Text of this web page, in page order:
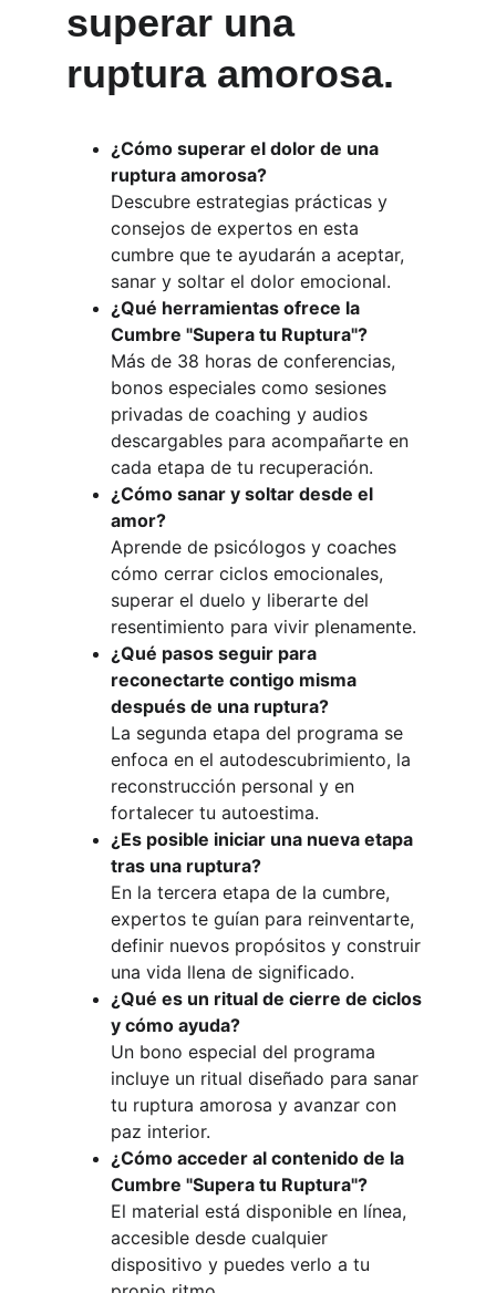
superar una
ruptura amorosa.
¿Cómo superar el dolor de una
ruptura amorosa?
Descubre estrategias prácticas y
consejos de expertos en esta
cumbre que te ayudarán a aceptar,
sanar y soltar el dolor emocional.
¿Qué herramientas ofrece la
Cumbre "Supera tu Ruptura"?
Más de 38 horas de conferencias,
bonos especiales como sesiones
privadas de coaching y audios
descargables para acompañarte en
cada etapa de tu recuperación.
¿Cómo sanar y soltar desde el
amor?
Aprende de psicólogos y coaches
cómo cerrar ciclos emocionales,
superar el duelo y liberarte del
resentimiento para vivir plenamente.
¿Qué pasos seguir para
reconectarte contigo misma
después de una ruptura?
La segunda etapa del programa se
enfoca en el autodescubrimiento, la
reconstrucción personal y en
fortalecer tu autoestima.
¿Es posible iniciar una nueva etapa
tras una ruptura?
En la tercera etapa de la cumbre,
expertos te guían para reinventarte,
definir nuevos propósitos y construir
una vida llena de significado.
¿Qué es un ritual de cierre de ciclos
y cómo ayuda?
Un bono especial del programa
incluye un ritual diseñado para sanar
tu ruptura amorosa y avanzar con
paz interior.
¿Cómo acceder al contenido de la
Cumbre "Supera tu Ruptura"?
El material está disponible en línea,
accesible desde cualquier
dispositivo y puedes verlo a tu